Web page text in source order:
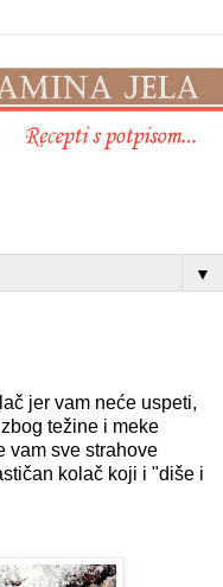
▼
jer vam neće uspeti,
težine i meke
vam sve strahove
kolač koji i "diše i